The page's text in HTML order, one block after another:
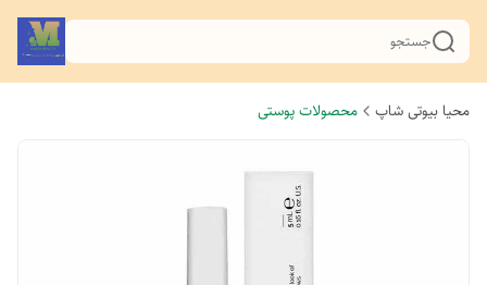
جستجو
محیا بیوتی شاپ محصولات پوستی